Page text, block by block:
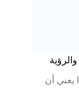
يعني أن